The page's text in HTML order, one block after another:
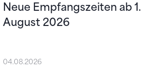
Neue Empfangszeiten ab 1.
August 2026
04.08.2026